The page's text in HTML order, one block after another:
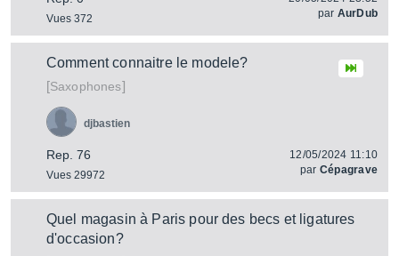
Vues 372
par AurDub
Comment connaitre le modele?
[Saxophones]
Rep. 76
Vues 29972
djbastien
12/05/2024 11:10
par Cépagrave
Quel magasin à Paris pour des becs et ligatures
d'occasion?